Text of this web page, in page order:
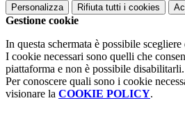
Personalizza Rifiuta tutti i cookies
Gestione cookie
In questa schermata è possibile
I cookie necessari sono quelli che
piattaforma e non è possibile disabilitarli.
Per conoscere quali sono i cookie
visionare la COOKIE POLICY.